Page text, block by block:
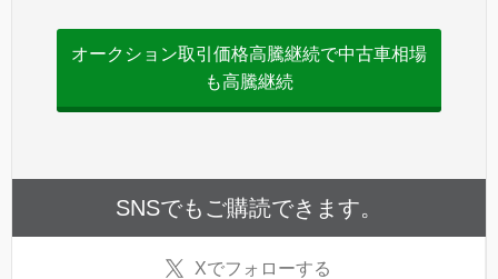
オークション取引価格高騰継続で中古車相場
も高騰継続
SNSでもご購読できます。
Xでフォローする